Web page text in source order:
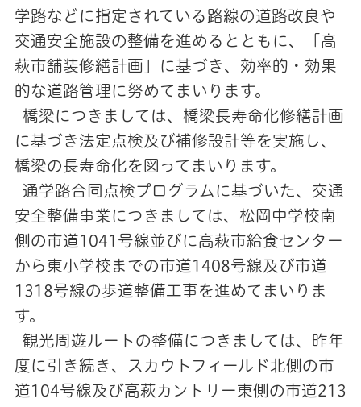
学路などに指定されている路線の道路改良や
交通安全施設の整備を進めるとともに、「高
萩市舗装修繕計画」に基づき、効率的・効果
的な道路管理に努めてまいります。
橋梁につきましては、橋梁長寿命化修繕計画
に基づき法定点検及び補修設計等を実施し、
橋梁の長寿命化を図ってまいります。
通学路合同点検プログラムに基づいた、交通
安全整備事業につきましては、松岡中学校南
側の市道1041号線並びに高萩市給食センター
から東小学校までの市道1408号線及び市道
1318号線の歩道整備工事を進めてまいりま
す。
観光周遊ルートの整備につきましては、昨年
度に引き続き、スカウトフィールド北側の市
道104号線及び高萩カントリー東側の市道213